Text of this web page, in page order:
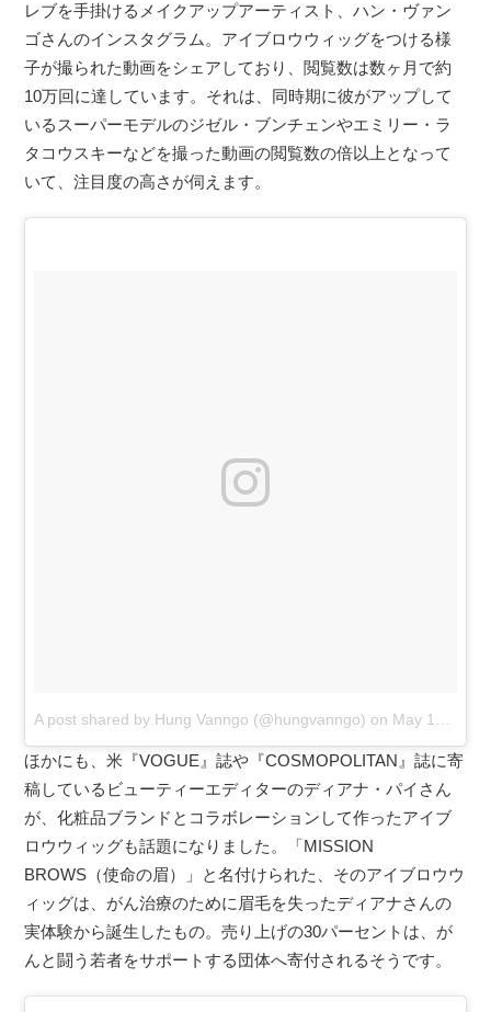
レブを手掛けるメイクアップアーティスト、ハン・ヴァン
ゴさんのインスタグラム。アイブロウウィッグをつける様
子が撮られた動画をシェアしており、閲覧数は数ヶ月で約
10万回に達しています。それは、同時期に彼がアップして
いるスーパーモデルのジゼル・ブンチェンやエミリー・ラ
タコウスキーなどを撮った動画の閲覧数の倍以上となって
いて、注目度の高さが伺えます。
A post shared by Hung Vanngo (@hungvanngo) on May 14, 2017 at 10:01pm PDT
ほかにも、米『VOGUE』誌や『COSMOPOLITAN』誌に寄
稿しているビューティーエディターのディアナ・パイさん
が、化粧品ブランドとコラボレーションして作ったアイブ
ロウウィッグも話題になりました。「MISSION
BROWS（使命の眉）」と名付けられた、そのアイブロウウ
ィッグは、がん治療のために眉毛を失ったディアナさんの
実体験から誕生したもの。売り上げの30パーセントは、が
んと闘う若者をサポートする団体へ寄付されるそうです。